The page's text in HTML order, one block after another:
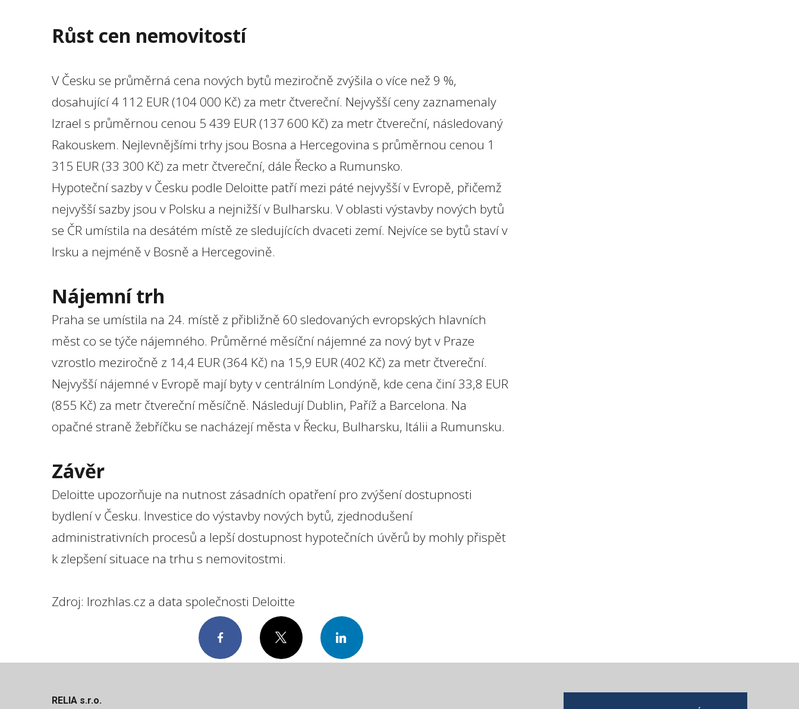
Růst cen nemovitostí
V Česku se průměrná cena nových bytů meziročně zvýšila o více než 9 %,
dosahující 4 112 EUR (104 000 Kč) za metr čtvereční. Nejvyšší ceny zaznamenaly
Izrael s průměrnou cenou 5 439 EUR (137 600 Kč) za metr čtvereční, následovaný
Rakouskem. Nejlevnějšími trhy jsou Bosna a Hercegovina s průměrnou cenou 1
315 EUR (33 300 Kč) za metr čtvereční, dále Řecko a Rumunsko.
Hypoteční sazby v Česku podle Deloitte patří mezi páté nejvyšší v Evropě, přičemž
nejvyšší sazby jsou v Polsku a nejnižší v Bulharsku. V oblasti výstavby nových bytů
se ČR umístila na desátém místě ze sledujících dvaceti zemí. Nejvíce se bytů staví v
Irsku a nejméně v Bosně a Hercegovině.
Nájemní trh
Praha se umístila na 24. místě z přibližně 60 sledovaných evropských hlavních
měst co se týče nájemného. Průměrné měsíční nájemné za nový byt v Praze
vzrostlo meziročně z 14,4 EUR (364 Kč) na 15,9 EUR (402 Kč) za metr čtvereční.
Nejvyšší nájemné v Evropě mají byty v centrálním Londýně, kde cena činí 33,8 EUR
(855 Kč) za metr čtvereční měsíčně. Následují Dublin, Paříž a Barcelona. Na
opačné straně žebříčku se nacházejí města v Řecku, Bulharsku, Itálii a Rumunsku.
Závěr
Deloitte upozorňuje na nutnost zásadních opatření pro zvýšení dostupnosti
bydlení v Česku. Investice do výstavby nových bytů, zjednodušení
administrativních procesů a lepší dostupnost hypotečních úvěrů by mohly přispět
k zlepšení situace na trhu s nemovitostmi.
Zdroj: Irozhlas.cz a data společnosti Deloitte
Facebook X LinkedIn
RELIA s.r.o.